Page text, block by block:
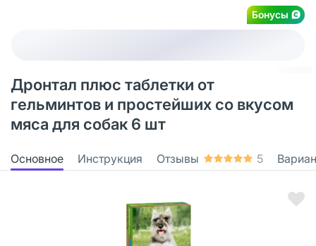
Бонусы
Дронтал плюс таблетки от
гельминтов и простейших со вкусом
мяса для собак 6 шт
Основное Инструкция Отзывы 5